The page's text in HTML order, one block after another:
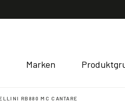
Marken
RB880 MC CANTARE